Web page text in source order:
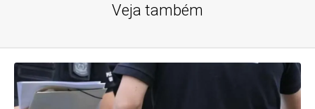
Veja também